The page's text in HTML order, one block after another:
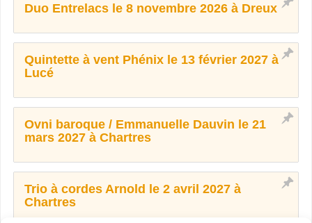
Duo Entrelacs le 8 novembre 2026 à Dreux
Quintette à vent Phénix le 13 février 2027 à
Lucé
Ovni baroque / Emmanuelle Dauvin le 21
mars 2027 à Chartres
Trio à cordes Arnold le 2 avril 2027 à
Chartres